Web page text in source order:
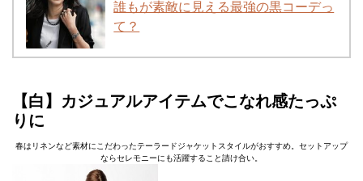
誰もが素敵に見える最強の黒コーデっ
て？
【白】カジュアルアイテムでこなれ感たっぷ
りに
春はリネンなど素材にこだわったテーラードジャケットスタイルがおすすめ。セットアップ
ならセレモニーにも活躍すること請け合い。